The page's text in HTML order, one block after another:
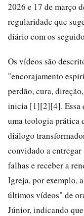
2026 e 17 de março
regularidade que
diário com os
Os vídeos são
"encorajamento
perdão, cura,
inicia [1][2][4]. Essa
uma teologia prática
diálogo
convidado a entregar
falhas e receber a
Igreja, por exemplo,
últimos vídeos" de
Júnior, indicando